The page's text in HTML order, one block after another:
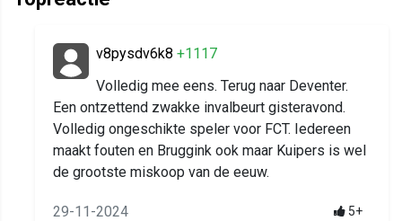
v8pysdv6k8 +1117
Volledig mee eens. Terug naar Deventer.
Een ontzettend zwakke invalbeurt gisteravond.
Volledig ongeschikte speler voor FCT. Iedereen
maakt fouten en Bruggink ook maar Kuipers is wel
de grootste miskoop van de eeuw.
29-11-2024 5+